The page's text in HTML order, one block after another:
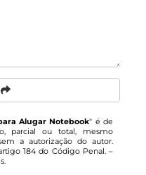
Alugar Notebook" é de
parcial ou total, mesmo
a autorização do autor.
184 do Código Penal. –
.